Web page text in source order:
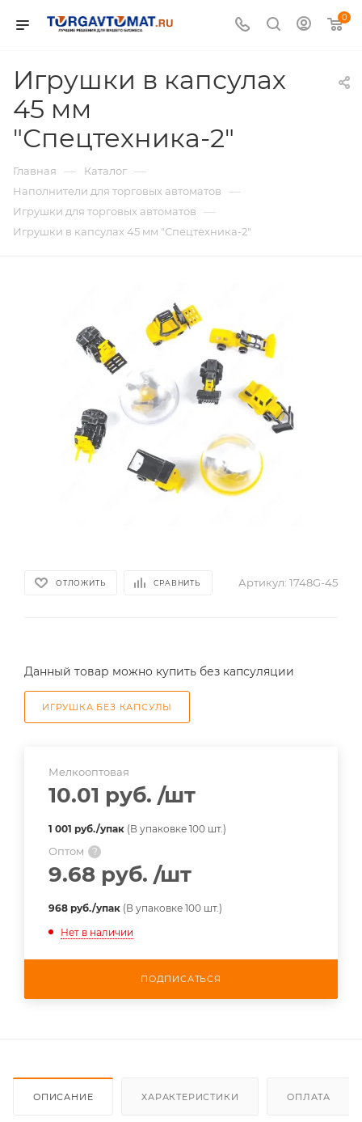
0
Игрушки в капсулах
45 мм
"Спецтехника-2"
Главная — Каталог —
Наполнители для торговых автоматов —
Игрушки для торговых автоматов —
Игрушки в капсулах 45 мм "Спецтехника-2"
ОТЛОЖИТЬ СРАВНИТЬ Артикул: 1748G-45
Данный товар можно купить без капсуляции
ИГРУШКА БЕЗ КАПСУЛЫ
Мелкооптовая
10.01 руб. /шт
1 001 руб./упак (В упаковке 100 шт.)
Оптом ?
9.68 руб. /шт
968 руб./упак (В упаковке 100 шт.)
Нет в наличии
ПОДПИСАТЬСЯ
ОПИСАНИЕ ХАРАКТЕРИСТИКИ ОПЛАТА